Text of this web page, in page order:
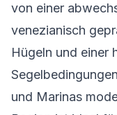
von einer
venezianisch
Hügeln und einer
und Marinas